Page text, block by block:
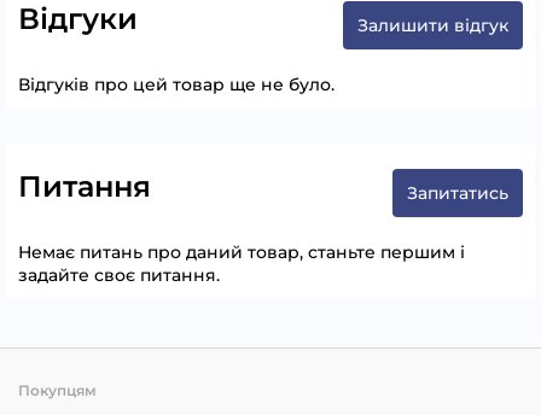
Відгуки Залишити відгук
Відгуків про цей товар ще не було.
Питання Запитатись
Немає питань про даний товар, станьте першим і
задайте своє питання.
Покупцям